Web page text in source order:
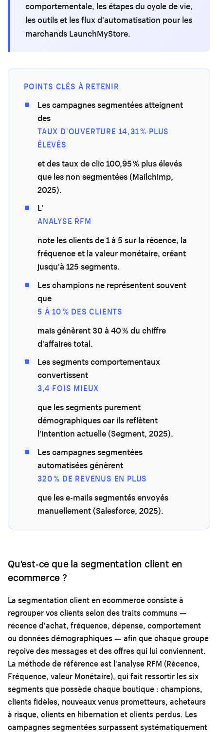
comportementale, les étapes du cycle de vie,
les outils et les flux d'automatisation pour les
marchands LaunchMyStore.
POINTS CLÉS À RETENIR
Les campagnes segmentées atteignent
des
TAUX D'OUVERTURE 14,31 % PLUS
ÉLEVÉS
et des taux de clic 100,95 % plus élevés
que les non segmentées (Mailchimp,
2025).
L'
ANALYSE RFM
note les clients de 1 à 5 sur la récence, la
fréquence et la valeur monétaire, créant
jusqu'à 125 segments.
Les champions ne représentent souvent
que
5 À 10 % DES CLIENTS
mais génèrent 30 à 40 % du chiffre
d'affaires total.
Les segments comportementaux
convertissent
3,4 FOIS MIEUX
que les segments purement
démographiques car ils reflètent
l'intention actuelle (Segment, 2025).
Les campagnes segmentées
automatisées génèrent
320 % DE REVENUS EN PLUS
que les e-mails segmentés envoyés
manuellement (Salesforce, 2025).
Qu'est-ce que la segmentation client en
ecommerce ?
La segmentation client en ecommerce consiste à
regrouper vos clients selon des traits communs —
récence d'achat, fréquence, dépense, comportement
ou données démographiques — afin que chaque groupe
reçoive des messages et des offres qui lui conviennent.
La méthode de référence est l'analyse RFM (Récence,
Fréquence, valeur Monétaire), qui fait ressortir les six
segments que possède chaque boutique : champions,
clients fidèles, nouveaux venus prometteurs, acheteurs
à risque, clients en hibernation et clients perdus. Les
campagnes segmentées surpassent systématiquement